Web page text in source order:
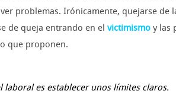
problemas. Irónicamente, quejarse de
de queja entrando en el victimismo y las
que proponen.
es establecer unos límites claros.